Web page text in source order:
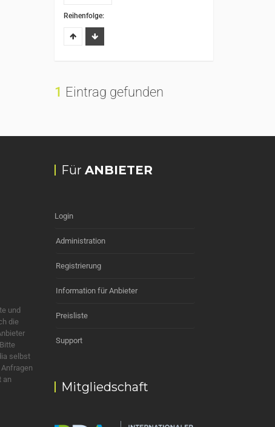
Reihenfolge:
1 Eintrag gefunden
und
die
selbst
an
Für ANBIETER
Login
Administration
Registrierung
Information für Anbieter
Preisliste
Support
Mitgliedschaft